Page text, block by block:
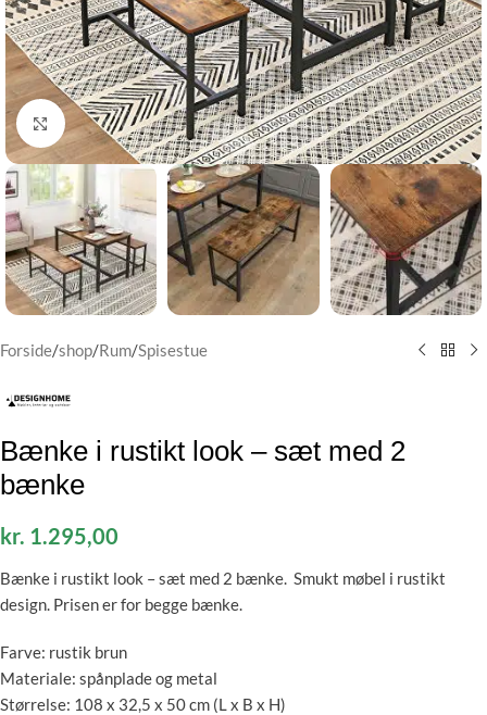
Klik for at forstørre
Forside/shop/Rum/Spisestue
Bænke i rustikt look – sæt med 2
bænke
kr. 1.295,00
Bænke i rustikt look – sæt med 2 bænke. Smukt møbel i rustikt
design. Prisen er for begge bænke.
Farve: rustik brun
Materiale: spånplade og metal
Størrelse: 108 x 32,5 x 50 cm (L x B x H)